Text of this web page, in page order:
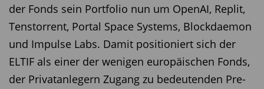
resümiert Matt Gibson, Global Head of Client
Solutions Group bei GSAM. Der Optimismus ist
zurück. (jk)
Diesen Beitrag teilen:
der Fonds sein Portfolio nun um OpenAI, Replit,
Tenstorrent, Portal Space Systems, Blockdaemon
und Impulse Labs. Damit positioniert sich der
ELTIF als einer der wenigen europäischen Fonds,
der Privatanlegern Zugang zu bedeutenden Pre-